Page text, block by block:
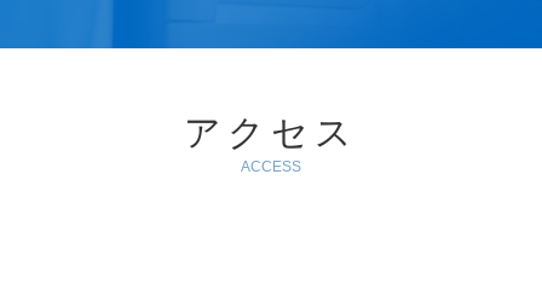
アクセス
ACCESS